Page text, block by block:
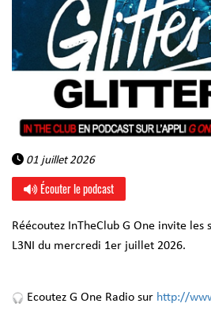
01 juillet 2026
Écouter le podcast
Réécoutez InTheClub G One invite
L3NI du mercredi 1er juillet 2026.
Ecoutez G One Radio sur http://